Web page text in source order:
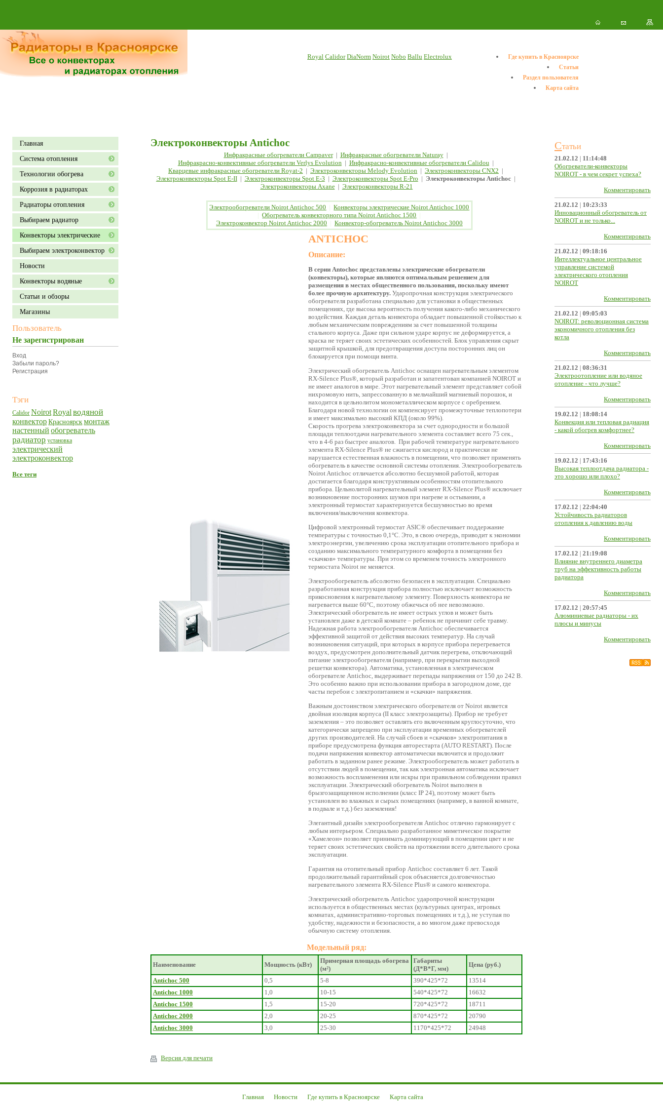
Royal Calidor DiaNorm Noirot Nobo Ballu Electrolux
Где купить в Красноярске
Статьи
Раздел пользователя
Карта сайта
Главная
Система отопления
Технологии обогрева
Коррозия в радиаторах
Радиаторы отопления
Выбираем радиатор
Конвекторы электрические
Выбираем электроконвектор
Новости
Конвекторы водяные
Статьи и обзоры
Магазины
Пользователь
Не зарегистрирован
Вход
Забыли пароль?
Регистрация
Тэги
Calidor NoirotRoyal водяной
конвекторКрасноярскмонтаж
настенный обогреватель
радиатор установка
электрический
электроконвектор
Все теги
Электроконвекторы Antichoc
Инфракрасные обогреватели Campaver| Инфракрасные обогреватели Naturay|
Инфракрасно-конвективные обогреватели Verlys Evolution| Инфракрасно-конвективные обогреватели Calidou |
Кварцевые инфракрасные обогреватели Royat-2 | Электроконвекторы Melody Evolution | Электроконвекторы CNX2 |
Электроконвекторы Spot E-II| Электроконвекторы Spot E-3 | Электроконвекторы Spot E-Pro | Электроконвекторы Antichoc|
Электроконвекторы Axane| Электроконвекторы R-21
Электрообогреватели Noirot Antichoc 500 |Конвекторы электрические Noirot Antichoc 1000
|Обогреватель конвекторного типа Noirot Antichoc 1500 |
Электроконвектор Noirot Antichoc 2000 | Конвектор-обогреватель Noirot Antichoc 3000
ANTICHOC
Описание:
В серии Antochoc представлены электрические обогреватели
(конвекторы), которые являются оптимальным решением для
размещения в местах общественного пользования, поскольку имеют
более прочную архитектуру. Ударопрочная конструкция электрического
обогревателя разработана специально для установки в общественных
помещениях, где высока вероятность получения какого-либо механического
воздействия. Каждая деталь конвектора обладает повышенной стойкостью к
любым механическим повреждениям за счет повышенной толщины
стального корпуса. Даже при сильном ударе корпус не деформируется, а
краска не теряет своих эстетических особенностей. Блок управления скрыт
защитной крышкой, для предотвращения доступа посторонних лиц он
блокируется при помощи винта.
Электрический обогреватель Antichoc оснащен нагревательным элементом
RX-Silence Plus®, который разработан и запатентован компанией NOIROT и
не имеет аналогов в мире. Этот нагревательный элемент представляет собой
нихромовую нить, запрессованную в мельчайший магниевый порошок, и
находится в цельнолитом монометаллическом корпусе с оребрением.
Благодаря новой технологии он компенсирует промежуточные теплопотери
и имеет максимально высокий КПД (около 99%).
Скорость прогрева электроконвектора за счет однородности и большой
площади теплоотдачи нагревательного элемента составляет всего 75 сек.,
что в 4-6 раз быстрее аналогов. При рабочей температуре нагревательного
элемента RX-Silence Plus® не сжигается кислород и практически не
нарушается естественная влажность в помещении, что позволяет применять
обогреватель в качестве основной системы отопления. Электрообогреватель
Noirot Antichoc отличается абсолютно бесшумной работой, которая
достигается благодаря конструктивным особенностям отопительного
прибора. Цельнолитой нагревательный элемент RX-Silence Plus® исключает
возникновение посторонних шумов при нагреве и остывании, а
электронный термостат характеризуется бесшумностью во время
включения/выключения конвектора.
Цифровой электронный термостат ASIC® обеспечивает поддержание
температуры с точностью 0,1°С. Это, в свою очередь, приводит к экономии
электроэнергии, увеличению срока эксплуатации отопительного прибора и
созданию максимального температурного комфорта в помещении без
«скачков» температуры. При этом со временем точность электронного
термостата Noirot не меняется.
Электрообогреватель абсолютно безопасен в эксплуатации. Специально
разработанная конструкция прибора полностью исключает возможность
прикосновения к нагревательному элементу. Поверхность конвектора не
нагревается выше 60°С, поэтому обжечься об нее невозможно.
Электрический обогреватель не имеет острых углов и может быть
установлен даже в детской комнате – ребенок не причинит себе травму.
Надежная работа электрообогревателя Antichoc обеспечивается
эффективной защитой от действия высоких температур. На случай
возникновения ситуаций, при которых в корпусе прибора перегревается
воздух, предусмотрен дополнительный датчик перегрева, отключающий
питание электрообогревателя (например, при перекрытии выходной
решетки конвектора). Автоматика, установленная в электрическом
обогревателе Antichoc, выдерживает перепады напряжения от 150 до 242 В.
Это особенно важно при использовании прибора в загородном доме, где
часты перебои с электропитанием и «скачки» напряжения.
Важным достоинством электрического обогревателя от Noirot является
двойная изоляция корпуса (II класс электрозащиты). Прибор не требует
заземления – это позволяет оставлять его включенным круглосуточно, что
категорически запрещено при эксплуатации временных обогревателей
других производителей. На случай сбоев и «скачков» электропитания в
приборе предусмотрена функция авторестарта (AUTO RESTART). После
подачи напряжения конвектор автоматически включится и продолжит
работать в заданном ранее режиме. Электрообогреватель может работать в
отсутствии людей в помещении, так как электронная автоматика исключает
возможность воспламенения или искры при правильном соблюдении правил
эксплуатации. Электрический обогреватель Noirot выполнен в
брызгозащищенном исполнении (класс IP 24), поэтому может быть
установлен во влажных и сырых помещениях (например, в ванной комнате,
в подвале и т.д.) без заземления!
Элегантный дизайн электрообогревателя Antichoc отлично гармонирует с
любым интерьером. Специально разработанное миметическое покрытие
«Хамелеон» позволяет принимать доминирующий в помещении цвет и не
теряет своих эстетических свойств на протяжении всего длительного срока
эксплуатации.
Гарантия на отопительный прибор Antichoc составляет 6 лет. Такой
продолжительный гарантийный срок объясняется долговечностью
нагревательного элемента RX-Silence Plus® и самого конвектора.
Электрический обогреватель Antichoc ударопрочной конструкции
используется в общественных местах (культурных центрах, игровых
комнатах, административно-торговых помещениях и т.д.), не уступая по
удобству, надежности и безопасности, а во многом даже превосходя
обычную систему отопления.
Модельный ряд:
Наименование Мощность (кВт)
Примерная площадь обогрева
(м²)
Габариты
(Д*В*Г, мм)
Цена (руб.)
Antichoc 500 0,5 5-8 390*425*72
13514
Antichoc 1000
1,0 10-15 540*425*72
16632
Antichoc 1500
1,5 15-20 720*425*72
18711
Antichoc 2000
2,0 20-25 870*425*72
20790
Antichoc 3000
3,0 25-30 1170*425*72 24948
Версия для печати
Статьи
21.02.12 | 11:14:48
Обогреватели-конвекторы
NOIROT - в чем секрет успеха?
Комментировать
21.02.12 | 10:23:33
Инновационный обогреватель от
NOIROT и не только...
Комментировать
21.02.12 | 09:18:16
Интеллектуальное центральное
управление системой
электрического отопления
NOIROT
Комментировать
21.02.12 | 09:05:03
NOIROT: революционная система
экономичного отопления без
котла
Комментировать
21.02.12 | 08:36:31
Электроотопление или водяное
отопление - что лучше?
Комментировать
19.02.12 | 18:08:14
Конвекция или тепловая радиация
- какой обогрев комфортнее?
Комментировать
19.02.12 | 17:43:16
Высокая теплоотдача радиатора -
это хорошо или плохо?
Комментировать
17.02.12 | 22:04:40
Устойчивость радиаторов
отопления к давлению воды
Комментировать
17.02.12 | 21:19:08
Влияние внутреннего диаметра
труб на эффективность работы
радиатора
Комментировать
17.02.12 | 20:57:45
Алюминиевые радиаторы - их
плюсы и минусы
Комментировать
Главная Новости Где купить в Красноярске Карта сайта